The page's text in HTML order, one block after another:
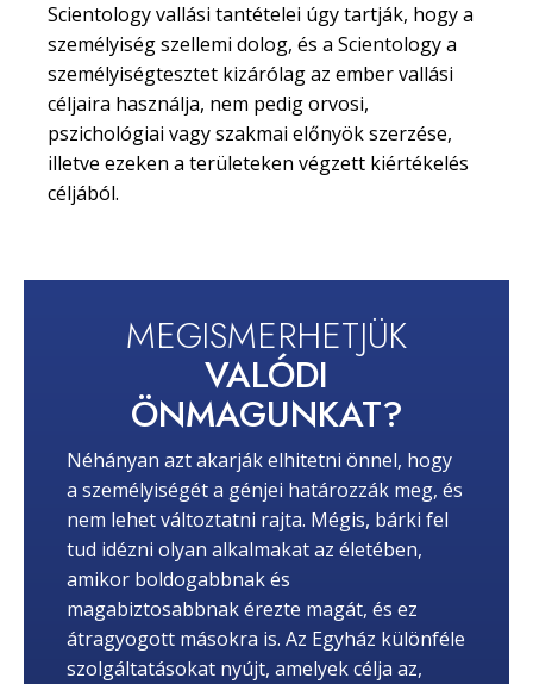
Scientology vallási tantételei úgy tartják, hogy a
személyiség szellemi dolog, és a Scientology a
személyiségtesztet kizárólag az ember vallási
céljaira használja, nem pedig orvosi,
pszichológiai vagy szakmai előnyök szerzése,
illetve ezeken a területeken végzett kiértékelés
céljából.
MEGISMERHETJÜK
VALÓDI
ÖNMAGUNKAT?
Néhányan azt akarják elhitetni önnel, hogy
a személyiségét a génjei határozzák meg, és
nem lehet változtatni rajta. Mégis, bárki fel
tud idézni olyan alkalmakat az életében,
amikor boldogabbnak és
magabiztosabbnak érezte magát, és ez
átragyogott másokra is. Az Egyház különféle
szolgáltatásokat nyújt, amelyek célja az,